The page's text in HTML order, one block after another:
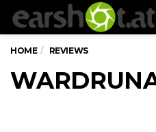
HOME REVIEWS